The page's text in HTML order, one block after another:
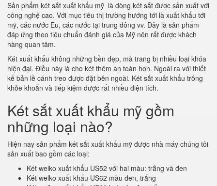
Sản phẩm két sắt xuất khẩu mỹ là dòng két sắt được sản xuất với
công nghệ cao. Với mục tiêu thị trường hướng tới là xuất khẩu tới
mỹ, các nước Eu, các nước tại trung đông vv. Đây là sản phẩm
đáp ứng theo tiêu chuẩn đánh giá của Mỹ nên rất được khách
hàng quan tâm.
Két xuất khẩu không những bền đẹp, mà trang bị nhiều loại khóa
hiện đại. Điều này là cho két thêm an toàn hơn. Ngoài ra với thiết
kế bản lề cánh treo được đặt bên ngoài. Két sắt xuất khẩu trông
khỏe khoắn và tiếp kiệm được rất nhiều diện tích.
Két sắt xuất khẩu mỹ gồm
những loại nào?
Hiện nay sản phẩm két sắt xuất khẩu mỹ được nhà máy chúng tôi
sản xuất bao gồm các loại:
Két welko xuất khẩu US52 với hai màu: trắng và đen
Két welko xuất khẩu US62 màu đen, trắng